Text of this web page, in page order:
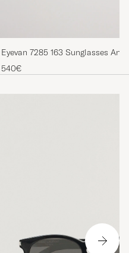
Eyevan 7285 163 Sunglasses
540€